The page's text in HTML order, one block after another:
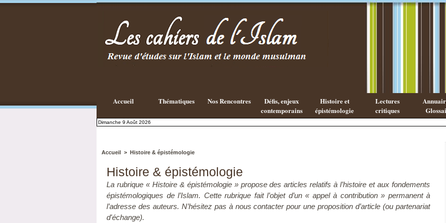
Existe-t-il
une
philosophie
Islamique ?
Accueil Thématiques Nos Rencontres
Défis, enjeux
contemporains
Histoire et
épistémologie
Lectures
critiques
Dimanche 9 Août 2026
Accueil > Histoire & épistémologie
Histoire & épistémologie
La rubrique « Histoire & épistémologie » propose des articles relatifs à l’histoire et aux fondements
épistémologiques de l’Islam. Cette rubrique fait l’objet d’un « appel à contribution » permanent à
l’adresse des auteurs. N’hésitez pas à nous contacter pour une proposition d’article (ou partenariat
d'échange).